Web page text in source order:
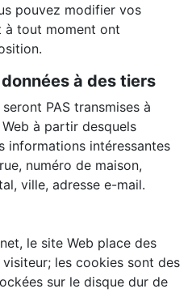
pouvez modifier vos
à tout moment ont
à des tiers
PAS transmises à
à partir desquels
informations intéressantes
numéro de maison,
ville, adresse e-mail.
le site Web place des
les cookies sont des
sur le disque dur de